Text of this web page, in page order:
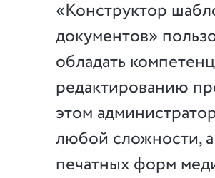
«Конструктор
документов»
обладать
редактированию
этом
любой сложности,
печатных форм